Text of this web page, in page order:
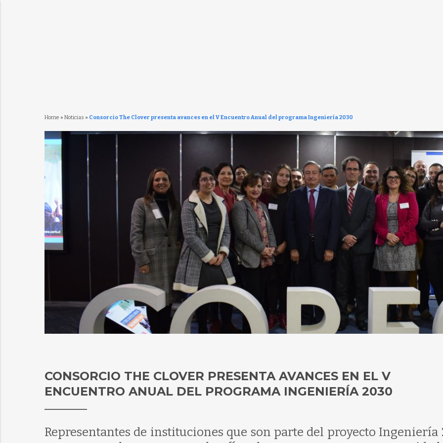
Home » Noticias » Consorcio The Clover presenta avances en el V Encuentro Anual del programa Ingeniería 2030
CONSORCIO THE CLOVER PRESENTA AVANCES EN EL V
ENCUENTRO ANUAL DEL PROGRAMA INGENIERÍA 2030
Representantes de instituciones que son parte del proyecto Ingeniería